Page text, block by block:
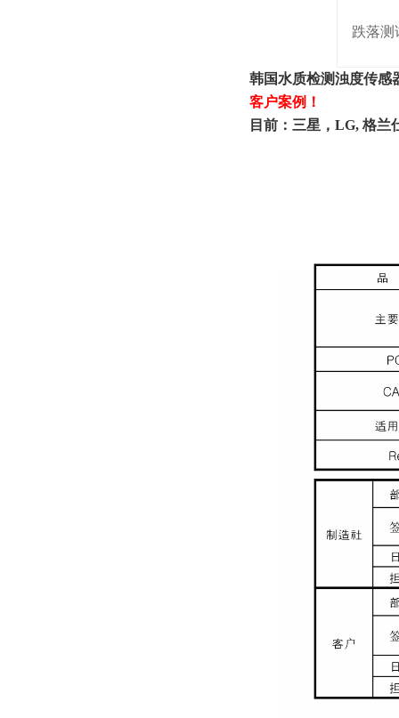
跌落测
韩国水质检测浊度传感
客户案例！
目前：三星，LG, 格兰